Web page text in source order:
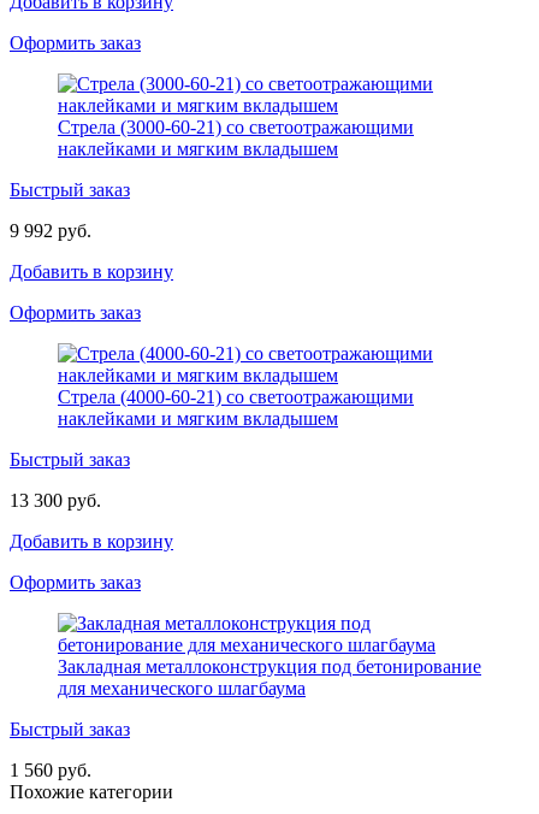
Оформить заказ
Стрела (3000-60-21) со светоотражающими
наклейками и мягким вкладышем
Быстрый заказ
9 992 руб.
Добавить в корзину
Оформить заказ
Стрела (4000-60-21) со светоотражающими
наклейками и мягким вкладышем
Быстрый заказ
13 300 руб.
Добавить в корзину
Оформить заказ
Закладная металлоконструкция под бетонирование
для механического шлагбаума
Быстрый заказ
1 560 руб.
Похожие категории